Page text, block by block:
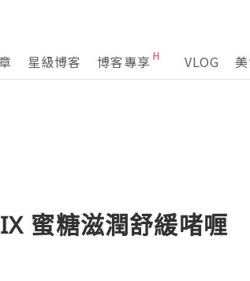
星級博客 博客專享 VLOG
蜜糖滋潤舒緩啫喱